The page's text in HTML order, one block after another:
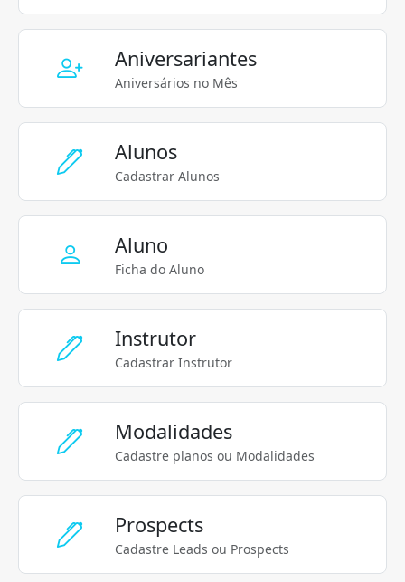
Aniversariantes
Aniversários no Mês
Alunos
Cadastrar Alunos
Aluno
Ficha do Aluno
Instrutor
Cadastrar Instrutor
Modalidades
Cadastre planos ou Modalidades
Prospects
Cadastre Leads ou Prospects